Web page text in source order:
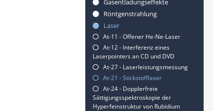
Gasentladungseffekte
Röntgenstrahlung
Laser
At-11 - Offener He-Ne-Laser
At-12 - Interferenz eines
Laserpointers an CD und DVD
At-27 - Laserleistungsmessung
At-21 - Stickstofflaser
At-24 - Dopplerfreie
Sättigungsspektroskopie der
Hyperfeinstruktur von Rubidium